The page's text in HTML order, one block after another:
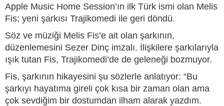
Apple Music Home Session’ın ilk Türk ismi olan Melis
Fis; yeni şarkısı Trajikomedi ile geri döndü.
Söz ve müziği Melis Fis’e ait olan şarkının,
düzenlemesini Sezer Dinç imzalı. İlişkilere şarkılarıyla
ışık tutan Fis, Trajikomedi’de de geleneği bozmuyor.
Fis, şarkının hikayesini şu sözlerle anlatıyor: “Bu
şarkıyı hayatıma gireli çok kısa bir zaman olan ama
çok sevdiğim bir dostumdan ilham alarak yazdım.